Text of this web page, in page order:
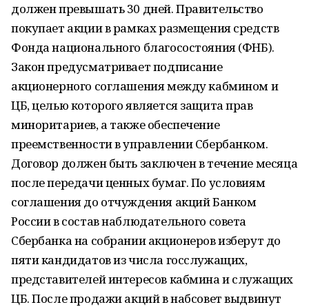
должен превышать 30 дней. Правительство
покупает акции в рамках размещения средств
Фонда национального благосостояния (ФНБ).
Закон предусматривает подписание
акционерного соглашения между кабмином и
ЦБ, целью которого является защита прав
миноритариев, а также обеспечение
преемственности в управлении Сбербанком.
Договор должен быть заключен в течение месяца
после передачи ценных бумаг. По условиям
соглашения до отчуждения акций Банком
России в состав наблюдательного совета
Сбербанка на собрании акционеров изберут до
пяти кандидатов из числа госслужащих,
представителей интересов кабмина и служащих
ЦБ. После продажи акций в набсовет выдвинут